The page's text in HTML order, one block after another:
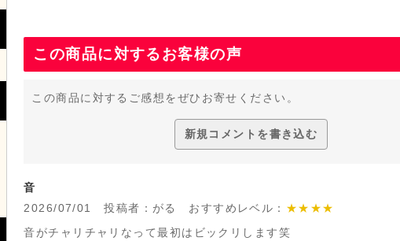
この商品に対するお客様の声
この商品に対するご感想をぜひお寄せください。
新規コメントを書き込む
音
2026/07/01 投稿者：がる おすすめレベル： ★★★★
音がチャリチャリなって最初はビックリします笑